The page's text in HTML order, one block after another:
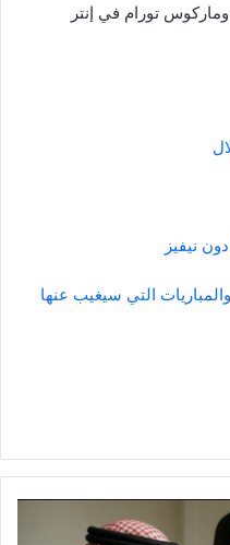
وماركوس تورام في إنتر
نيفيز
التي سيغيب عنها